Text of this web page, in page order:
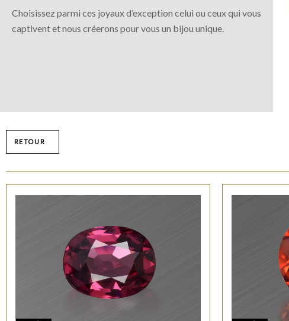
Choisissez parmi ces joyaux d’exception celui ou ceux qui vous
captivent et nous créerons pour vous un bijou unique.
RETOUR